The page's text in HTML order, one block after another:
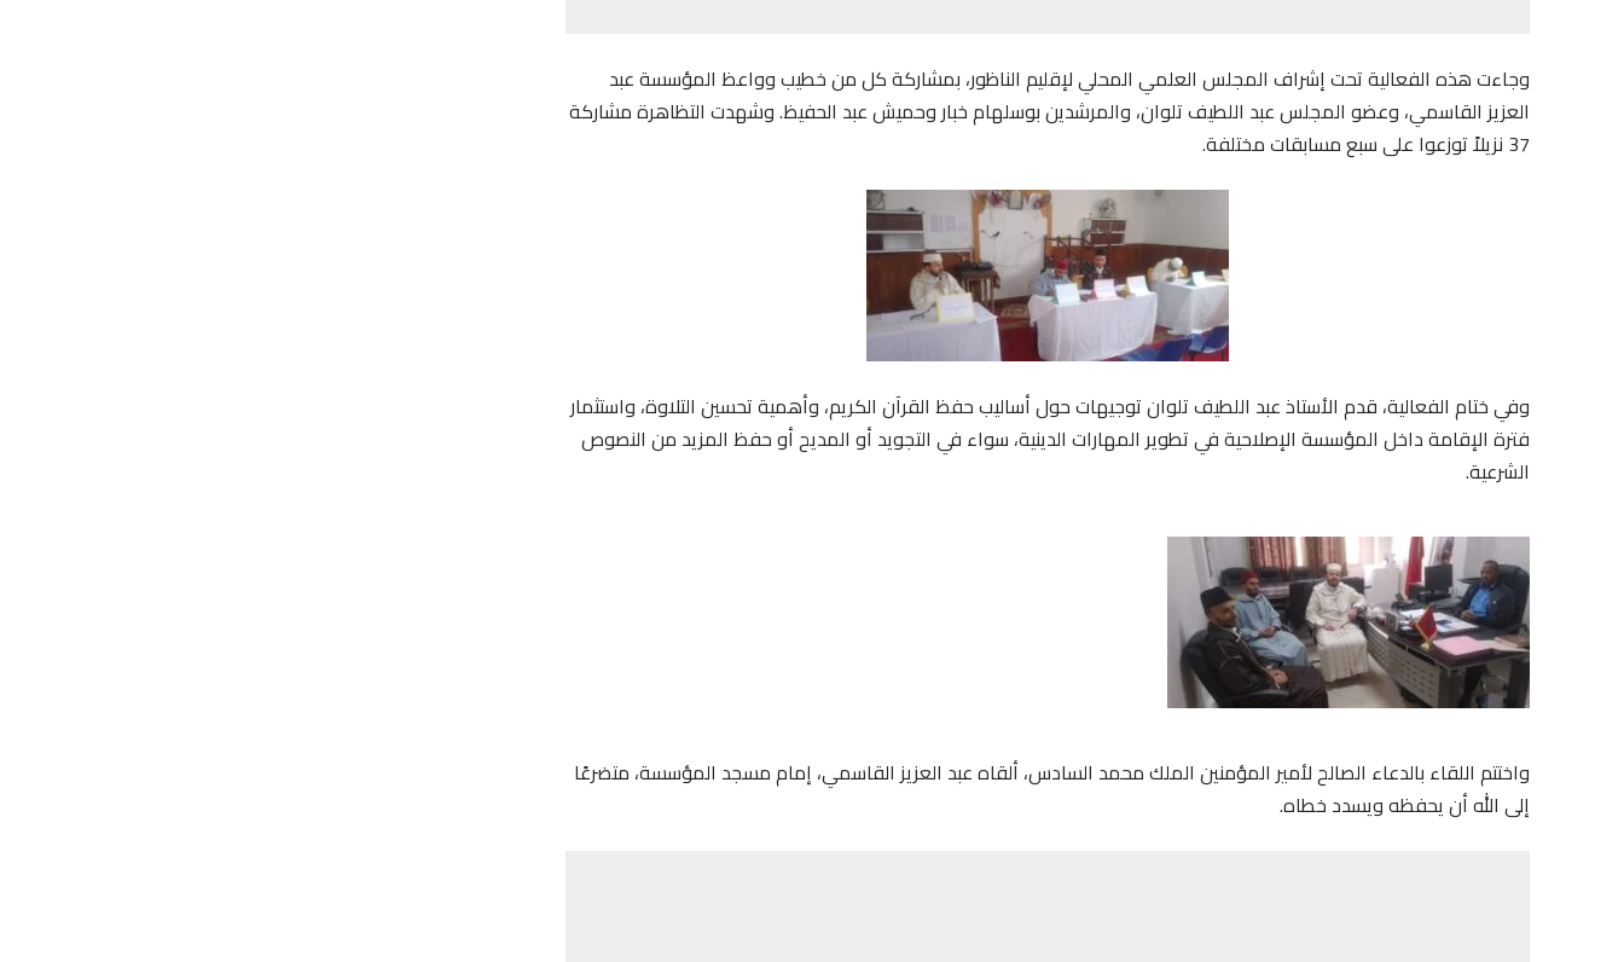
وجاءت هذه الفعالية تحت إشراف المجلس العلمي المحلي لإقليم الناظور، بمشاركة كل من خطيب وواعظ المؤسسة عبد
العزيز القاسمي، وعضو المجلس عبد اللطيف تلوان، والمرشدين بوسلهام خبار وحميش عبد الحفيظ. وشهدت التظاهرة مشاركة
37 نزيلاً توزعوا على سبع مسابقات مختلفة.
وفي ختام الفعالية، قدم الأستاذ عبد اللطيف تلوان توجيهات حول أساليب حفظ القرآن الكريم، وأهمية تحسين التلاوة، واستثمار
فترة الإقامة داخل المؤسسة الإصلاحية في تطوير المهارات الدينية، سواء في التجويد أو المديح أو حفظ المزيد من النصوص
الشرعية.
واختتم اللقاء بالدعاء الصالح لأمير المؤمنين الملك محمد السادس، ألقاه عبد العزيز القاسمي، إمام مسجد المؤسسة، متضرعًا
إلى الله أن يحفظه ويسدد خطاه.